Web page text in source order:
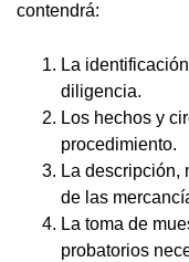
contendrá:
La
diligencia.
Los hechos y
procedimiento.
La descripción,
de las
La toma de
probatorios